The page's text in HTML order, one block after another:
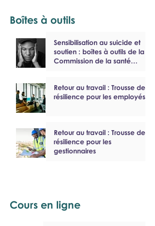
Boîtes à outils
Sensibilisation au suicide et
soutien : boîtes à outils de la
Commission de la santé
Retour au travail : Trousse de
résilience pour les employés
Retour au travail : Trousse de
résilience pour les
gestionnaires
Cours en ligne